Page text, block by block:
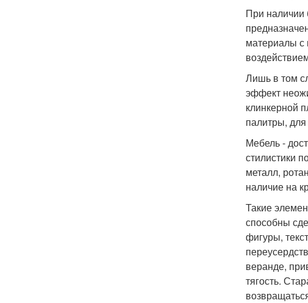
При наличии
материалы с
Лишь в том
эффект
клинкерной
палитры,
Мебель -
стилистики
металл,
наличие на
Такие
способны
фигуры,
веранде,
тягость.